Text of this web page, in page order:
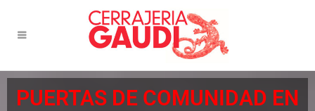
PUERTAS DE COMUNIDAD EN